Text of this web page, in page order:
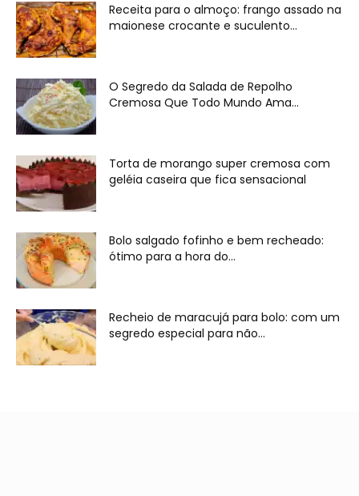
Receita para o almoço: frango assado na
maionese crocante e suculento...
O Segredo da Salada de Repolho
Cremosa Que Todo Mundo Ama...
Torta de morango super cremosa com
geléia caseira que fica sensacional
Bolo salgado fofinho e bem recheado:
ótimo para a hora do...
Recheio de maracujá para bolo: com um
segredo especial para não...